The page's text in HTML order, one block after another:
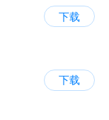
下载
下载